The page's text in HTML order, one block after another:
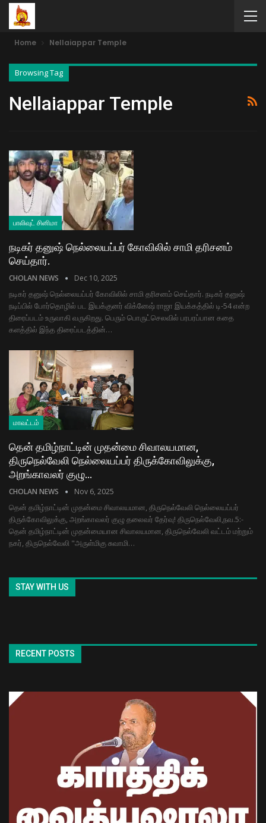
Home Nellaiappar Temple
Browsing Tag
Nellaiappar Temple
பாலிவுட் சினிமா
நடிகர் தனுஷ் நெல்லையப்பர் கோவிலில் சாமி தரிசனம்
செய்தார்.
CHOLAN NEWS Dec 10, 2025
நடிகர் தனுஷ் நெல்லையப்பர் கோவிலில் சாமி தரிசனம் செய்தார். நடிகர் தனுஷ்
நடிப்பில் போர்தொழில் பட இயக்குனர் விக்னேஷ் ராஜா இயக்கத்தில் டி-54 என்ற
திரைப்படம் உருவாகி வருகிறது. பெரும் பொருட்செலவில் பரபரப்பான கதை
களத்தில் இந்த திரைப்படத்தின்…
மாவட்டம்
தென் தமிழ்நாட்டின் முதன்மை சிவாலயமான,
திருநெல்வேலி நெல்லையப்பர் திருக்கோவிலுக்கு,
அறங்காவலர் குழு…
CHOLAN NEWS Nov 6, 2025
தென் தமிழ்நாட்டின் முதன்மை சிவாலயமான, திருநெல்வேலி நெல்லையப்பர்
திருக்கோவிலுக்கு, அறங்காவலர் குழு தலைவர் தேர்வு! திருநெல்வேலி,நவ.5:-
தென் தமிழ்நாட்டின் முதன்மையான சிவாலயமான, திருநெல்வேலி வட்டம் மற்றும்
நகர், திருநெல்வேலி "அருள்மிகு சுவாமி…
STAY WITH US
RECENT POSTS